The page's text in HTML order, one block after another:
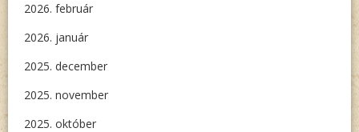
2026. február
2026. január
2025. december
2025. november
2025. október